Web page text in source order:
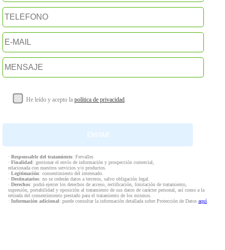
He leído y acepto la política de privacidad.
· Responsable del tratamiento: Fervalles
· Finalidad: gestionar el envío de información y prospección comercial,
relacionada con nuestros servicios y/o productos.
· Legitimación: consentimiento del interesado.
· Destinatarios: no se cederán datos a terceros, salvo obligación legal.
· Derechos: podrá ejercer los derechos de acceso, rectificación, limitación de tratamiento,
supresión, portabilidad y oposición al tratamiento de sus datos de carácter personal, así como a la
retirada del consentimiento prestado para el tratamiento de los mismos.
· Información adicional: puede consultar la información detallada sobre Protección de Datos aquí.